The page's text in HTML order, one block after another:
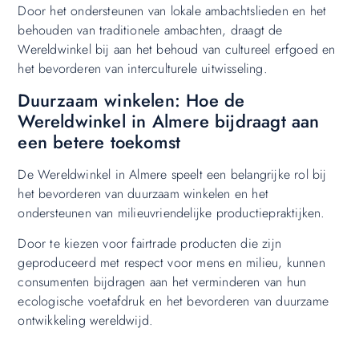
Door het ondersteunen van lokale ambachtslieden en het
behouden van traditionele ambachten, draagt de
Wereldwinkel bij aan het behoud van cultureel erfgoed en
het bevorderen van interculturele uitwisseling.
Duurzaam winkelen: Hoe de
Wereldwinkel in Almere bijdraagt aan
een betere toekomst
De Wereldwinkel in Almere speelt een belangrijke rol bij
het bevorderen van duurzaam winkelen en het
ondersteunen van milieuvriendelijke productiepraktijken.
Door te kiezen voor fairtrade producten die zijn
geproduceerd met respect voor mens en milieu, kunnen
consumenten bijdragen aan het verminderen van hun
ecologische voetafdruk en het bevorderen van duurzame
ontwikkeling wereldwijd.